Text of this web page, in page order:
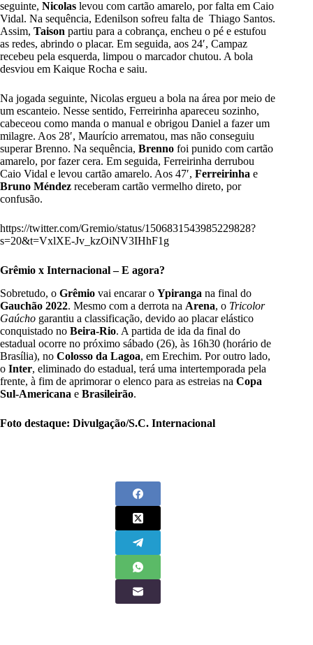
seguinte, Nicolas levou com cartão amarelo, por falta em Caio
Vidal. Na sequência, Edenilson sofreu falta de Thiago Santos.
Assim, Taison partiu para a cobrança, encheu o pé e estufou
as redes, abrindo o placar. Em seguida, aos 24′, Campaz
recebeu pela esquerda, limpou o marcador chutou. A bola
desviou em Kaique Rocha e saiu.
Na jogada seguinte, Nicolas ergueu a bola na área por meio de
um escanteio. Nesse sentido, Ferreirinha apareceu sozinho,
cabeceou como manda o manual e obrigou Daniel a fazer um
milagre. Aos 28′, Maurício arrematou, mas não conseguiu
superar Brenno. Na sequência, Brenno foi punido com cartão
amarelo, por fazer cera. Em seguida, Ferreirinha derrubou
Caio Vidal e levou cartão amarelo. Aos 47′, Ferreirinha e
Bruno Méndez receberam cartão vermelho direto, por
confusão.
https://twitter.com/Gremio/status/1506831543985229828?
s=20&t=VxlXE-Jv_kzOiNV3IHhF1g
Grêmio x Internacional – E agora?
Sobretudo, o Grêmio vai encarar o Ypiranga na final do
Gauchão 2022. Mesmo com a derrota na Arena, o Tricolor
Gaúcho garantiu a classificação, devido ao placar elástico
conquistado no Beira-Rio. A partida de ida da final do
estadual ocorre no próximo sábado (26), às 16h30 (horário de
Brasília), no Colosso da Lagoa, em Erechim. Por outro lado,
o Inter, eliminado do estadual, terá uma intertemporada pela
frente, à fim de aprimorar o elenco para as estreias na Copa
Sul-Americana e Brasileirão.
Foto destaque: Divulgação/S.C. Internacional